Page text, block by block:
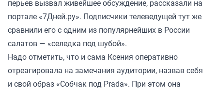
перьев вызвал живейшее обсуждение, рассказали на
портале «7Дней.ру». Подписчики телеведущей тут же
сравнили его с одним из популярнейших в России
салатов — «селедка под шубой».
Надо отметить, что и сама Ксения оперативно
отреагировала на замечания аудитории, назвав себя
и свой образ «Собчак под Prada». При этом она